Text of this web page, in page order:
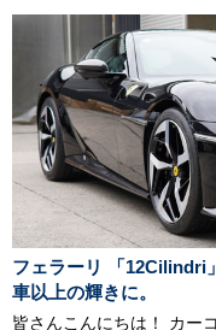
フェラーリ 「12Cilindri
車以上の輝きに。
皆さんこんにちは！ カー